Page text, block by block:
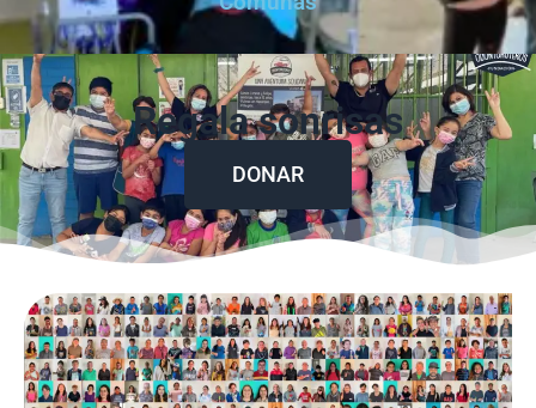
Regala sonrisas
DONAR